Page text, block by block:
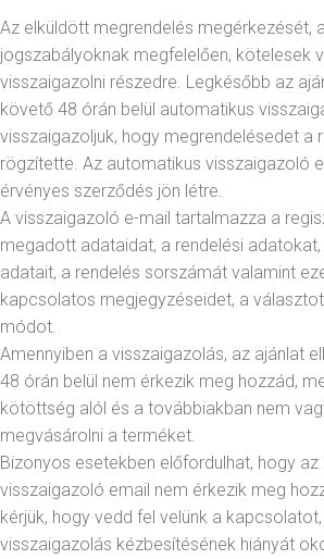
Az elküldött megrendelés megérkezését,
jogszabályoknak megfelelően, kötelesek
visszaigazolni részedre. Legkésőbb az
követő 48 órán belül automatikus
visszaigazoljuk, hogy megrendelésedet a
rögzítette. Az automatikus visszaigazoló
érvényes szerződés jön létre.
A visszaigazoló e-mail tartalmazza a
megadott adataidat, a rendelési
adatait, a rendelés sorszámát valamint
kapcsolatos megjegyzéseidet, a
módot.
Amennyiben a visszaigazolás, az ajánlat
48 órán belül nem érkezik meg hozzád,
kötöttség alól és a továbbiakban nem
megvásárolni a terméket.
Bizonyos esetekben előfordulhat, hogy
visszaigazoló email nem érkezik meg
kérjük, hogy vedd fel velünk a
visszaigazolás kézbesítésének hiányát